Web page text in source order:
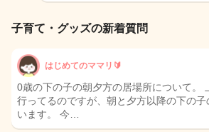
子育て・グッズの新着質問
はじめてのママリ🔰
0歳の下の子の朝夕方の居場所について。
行ってるのですが、朝と夕方以降の下の
います。 今…